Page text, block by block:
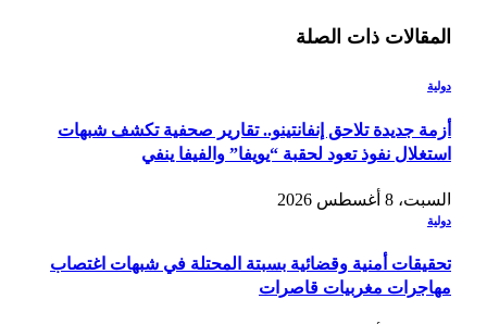
المقالات ذات الصلة
دولية
أزمة جديدة تلاحق إنفانتينو.. تقارير صحفية تكشف شبهات
استغلال نفوذ تعود لحقبة “يويفا” والفيفا ينفي
السبت، 8 أغسطس 2026
دولية
تحقيقات أمنية وقضائية بسبتة المحتلة في شبهات اغتصاب
مهاجرات مغربيات قاصرات